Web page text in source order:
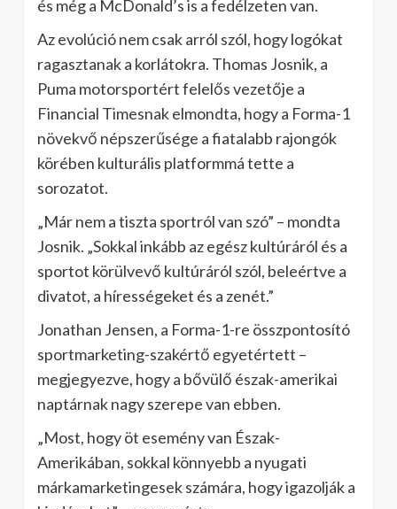
és még a McDonald’s is a fedélzeten van.
Az evolúció nem csak arról szól, hogy logókat
ragasztanak a korlátokra. Thomas Josnik, a
Puma motorsportért felelős vezetője a
Financial Timesnak elmondta, hogy a Forma-1
növekvő népszerűsége a fiatalabb rajongók
körében kulturális platformmá tette a
sorozatot.
„Már nem a tiszta sportról van szó” – mondta
Josnik. „Sokkal inkább az egész kultúráról és a
sportot körülvevő kultúráról szól, beleértve a
divatot, a hírességeket és a zenét.”
Jonathan Jensen, a Forma-1-re összpontosító
sportmarketing-szakértő egyetértett –
megjegyezve, hogy a bővülő észak-amerikai
naptárnak nagy szerepe van ebben.
„Most, hogy öt esemény van Észak-
Amerikában, sokkal könnyebb a nyugati
márkamarketingesek számára, hogy igazolják a